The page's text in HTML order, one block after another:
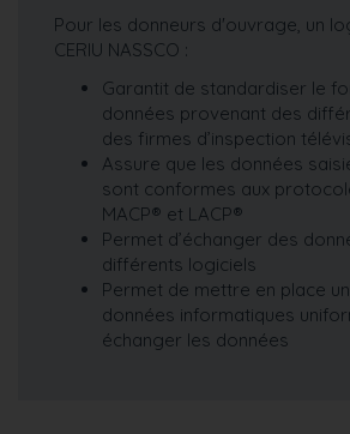
Pour les donneurs d'ouvrage, un
CERIU NASSCO :
Garantit de standardiser le
données provenant des
des firmes d’inspection
Assure que les données
sont conformes aux
MACP® et LACP®
Permet d’échanger des
différents logiciels
Permet de mettre en place
données informatiques
échanger les données